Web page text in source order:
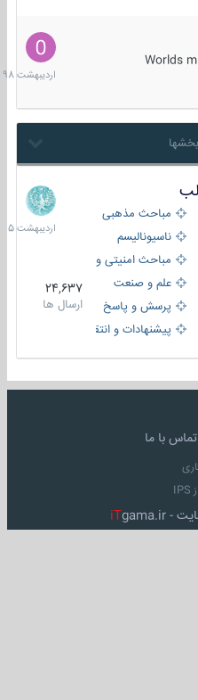
10
1398
مباحث مذهبی
ناسیونالیسم
مباحث امنیتی و اطلاعاتی
علم و صنعت
پرسش و پاسخ
پیشنهادات و انتقادات
24,637
ارسال ها
8
1405
تماس با ما
-
iTgama.ir